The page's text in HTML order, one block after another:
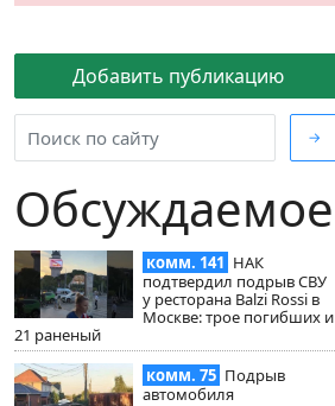
Добавить публикацию
→
Обсуждаемое
комм. 141 НАК
подтвердил подрыв СВУ
у ресторана Balzi Rossi в
Москве: трое погибших и
21 раненый
комм. 75 Подрыв
автомобиля